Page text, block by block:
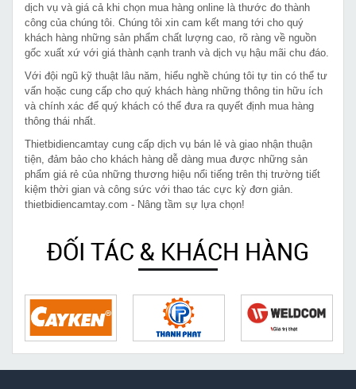
dịch vụ và giá cả khi chọn mua hàng online là thước đo thành
công của chúng tôi. Chúng tôi xin cam kết mang tới cho quý
khách hàng những sản phẩm chất lượng cao, rõ ràng về nguồn
gốc xuất xứ với giá thành cạnh tranh và dịch vụ hậu mãi chu đáo.
Với đội ngũ kỹ thuật lâu năm, hiểu nghề chúng tôi tự tin có thể tư
vấn hoặc cung cấp cho quý khách hàng những thông tin hữu ích
và chính xác để quý khách có thể đưa ra quyết định mua hàng
thông thái nhất.
Thietbidiencamtay cung cấp dịch vụ bán lẻ và giao nhận thuận
tiện, đảm bảo cho khách hàng dễ dàng mua được những sản
phẩm giá rẻ của những thương hiệu nổi tiếng trên thị trường tiết
kiệm thời gian và công sức với thao tác cực kỳ đơn giản.
thietbidiencamtay.com - Nâng tầm sự lựa chọn!
ĐỐI TÁC & KHÁCH HÀNG